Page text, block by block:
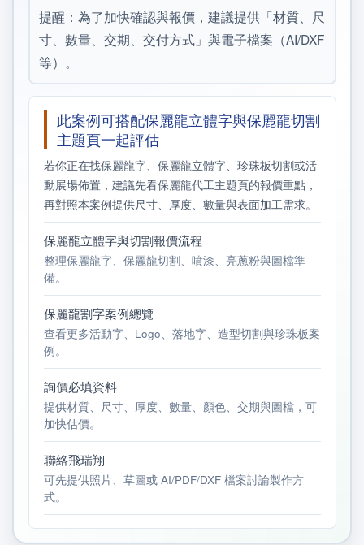
提醒：為了加快確認與報價，建議提供「材質、尺
寸、數量、交期、交付方式」與電子檔案（AI/DXF
等）。
此案例可搭配保麗龍立體字與保麗龍切割
主題頁一起評估
若你正在找保麗龍字、保麗龍立體字、珍珠板切割或活
動展場佈置，建議先看保麗龍代工主題頁的報價重點，
再對照本案例提供尺寸、厚度、數量與表面加工需求。
保麗龍立體字與切割報價流程
整理保麗龍字、保麗龍切割、噴漆、亮蔥粉與圖檔準
備。
保麗龍割字案例總覽
查看更多活動字、Logo、落地字、造型切割與珍珠板案
例。
詢價必填資料
提供材質、尺寸、厚度、數量、顏色、交期與圖檔，可
加快估價。
聯絡飛瑞翔
可先提供照片、草圖或 AI/PDF/DXF 檔案討論製作方
式。